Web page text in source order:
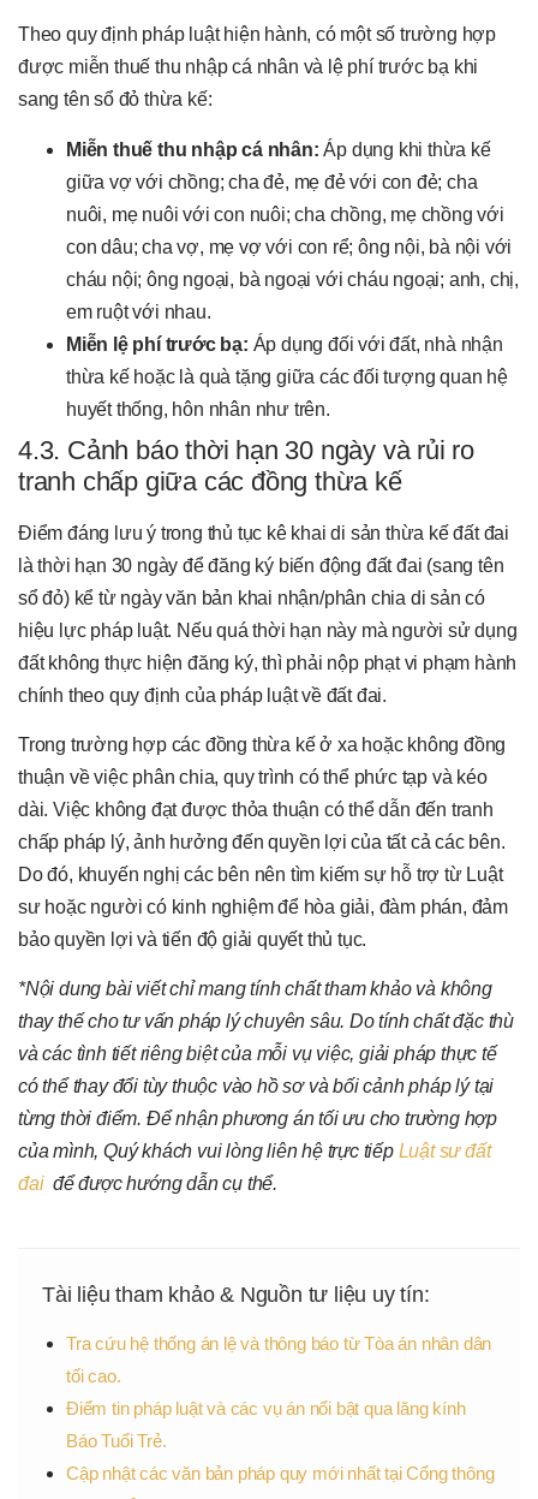
Theo quy định pháp luật hiện hành, có một số trường hợp
được miễn thuế thu nhập cá nhân và lệ phí trước bạ khi
sang tên sổ đỏ thừa kế:
Miễn thuế thu nhập cá nhân: Áp dụng khi thừa kế
giữa vợ với chồng; cha đẻ, mẹ đẻ với con đẻ; cha
nuôi, mẹ nuôi với con nuôi; cha chồng, mẹ chồng với
con dâu; cha vợ, mẹ vợ với con rể; ông nội, bà nội với
cháu nội; ông ngoại, bà ngoại với cháu ngoại; anh, chị,
em ruột với nhau.
Miễn lệ phí trước bạ: Áp dụng đối với đất, nhà nhận
thừa kế hoặc là quà tặng giữa các đối tượng quan hệ
huyết thống, hôn nhân như trên.
4.3. Cảnh báo thời hạn 30 ngày và rủi ro
tranh chấp giữa các đồng thừa kế
Điểm đáng lưu ý trong thủ tục kê khai di sản thừa kế đất đai
là thời hạn 30 ngày để đăng ký biến động đất đai (sang tên
sổ đỏ) kể từ ngày văn bản khai nhận/phân chia di sản có
hiệu lực pháp luật. Nếu quá thời hạn này mà người sử dụng
đất không thực hiện đăng ký, thì phải nộp phạt vi phạm hành
chính theo quy định của pháp luật về đất đai.
Trong trường hợp các đồng thừa kế ở xa hoặc không đồng
thuận về việc phân chia, quy trình có thể phức tạp và kéo
dài. Việc không đạt được thỏa thuận có thể dẫn đến tranh
chấp pháp lý, ảnh hưởng đến quyền lợi của tất cả các bên.
Do đó, khuyến nghị các bên nên tìm kiếm sự hỗ trợ từ Luật
sư hoặc người có kinh nghiệm để hòa giải, đàm phán, đảm
bảo quyền lợi và tiến độ giải quyết thủ tục.
*Nội dung bài viết chỉ mang tính chất tham khảo và không
thay thế cho tư vấn pháp lý chuyên sâu. Do tính chất đặc thù
và các tình tiết riêng biệt của mỗi vụ việc, giải pháp thực tế
có thể thay đổi tùy thuộc vào hồ sơ và bối cảnh pháp lý tại
từng thời điểm. Để nhận phương án tối ưu cho trường hợp
của mình, Quý khách vui lòng liên hệ trực tiếp Luật sư đất
đaiđể được hướng dẫn cụ thể.
Tài liệu tham khảo & Nguồn tư liệu uy tín:
Tra cứu hệ thống án lệ và thông báo từ Tòa án nhân dân
tối cao.
Điểm tin pháp luật và các vụ án nổi bật qua lăng kính
Báo Tuổi Trẻ.
Cập nhật các văn bản pháp quy mới nhất tại Cổng thông